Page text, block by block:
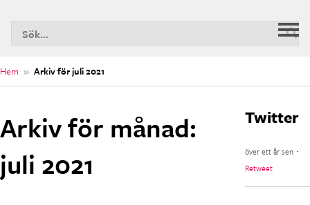
Hem » Arkiv för juli 2021
Arkiv för månad:
juli 2021
Twitter
över ett år sen ･
Retweet